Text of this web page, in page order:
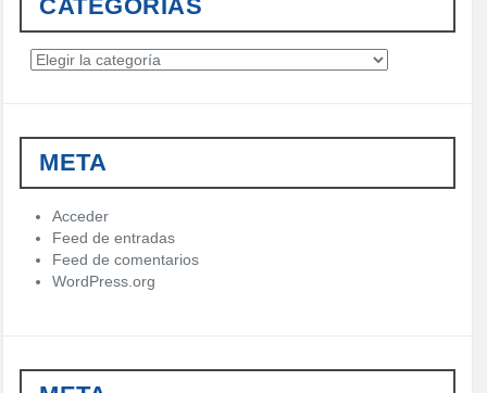
CATEGORÍAS
C
r
a
s
META
Acceder
Feed de entradas
Feed de comentarios
WordPress.org